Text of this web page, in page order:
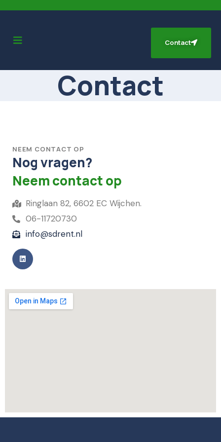
Contact
Contact
NEEM CONTACT OP
Nog vragen?
Neem contact op
Ringlaan 82, 6602 EC Wijchen.
06-11720730
info@sdrent.nl